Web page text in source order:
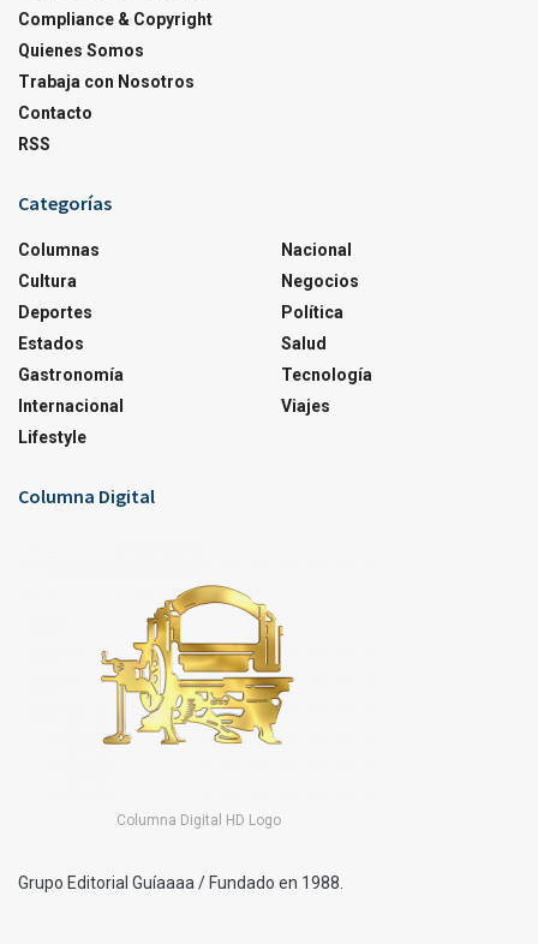
Compliance & Copyright
Quienes Somos
Trabaja con Nosotros
Contacto
RSS
Categorías
Columnas
Cultura
Deportes
Estados
Gastronomía
Internacional
Lifestyle
Nacional
Negocios
Política
Salud
Tecnología
Viajes
Columna Digital
Columna Digital HD Logo
Grupo Editorial Guíaaaa / Fundado en 1988.